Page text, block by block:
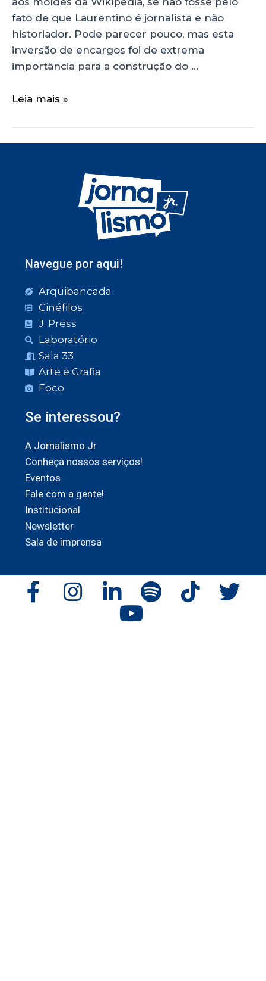
fato de que Laurentino é jornalista e não
historiador. Pode parecer pouco, mas esta
inversão de encargos foi de extrema
importância para a construção do …
Leia mais »
Navegue por aqui!
Arquibancada
Cinéfilos
J. Press
Laboratório
Sala 33
Arte e Grafia
Foco
Se interessou?
A Jornalismo Jr
Conheça nossos serviços!
Eventos
Fale com a gente!
Institucional
Newsletter
Sala de imprensa